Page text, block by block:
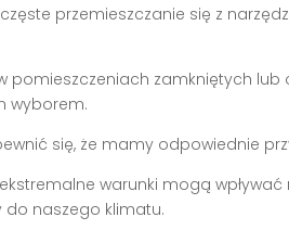
przemieszczanie się z
pomieszczeniach zamkniętych lub
wyborem.
się, że mamy odpowiednie
warunki mogą
naszego klimatu.